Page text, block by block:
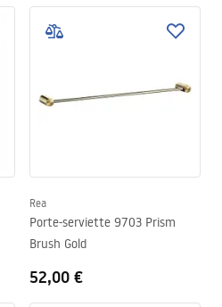
Rea
Porte-serviette 9703 Prism
Brush Gold
52,00 €